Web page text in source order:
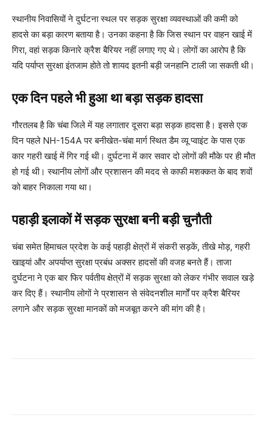
स्थानीय निवासियों ने दुर्घटना स्थल पर सड़क सुरक्षा व्यवस्थाओं की कमी को
हादसे का बड़ा कारण बताया है। उनका कहना है कि जिस स्थान पर वाहन खाई में
गिरा, वहां सड़क किनारे क्रैश बैरियर नहीं लगाए गए थे। लोगों का आरोप है कि
यदि पर्याप्त सुरक्षा इंतजाम होते तो शायद इतनी बड़ी जनहानि टाली जा सकती थी।
एक दिन पहले भी हुआ था बड़ा सड़क हादसा
गौरतलब है कि चंबा जिले में यह लगातार दूसरा बड़ा सड़क हादसा है। इससे एक
दिन पहले NH-154A पर बनीखेत-चंबा मार्ग स्थित डैम व्यू प्वाइंट के पास एक
कार गहरी खाई में गिर गई थी। दुर्घटना में कार सवार दो लोगों की मौके पर ही मौत
हो गई थी। स्थानीय लोगों और प्रशासन की मदद से काफी मशक्कत के बाद शवों
को बाहर निकाला गया था।
पहाड़ी इलाकों में सड़क सुरक्षा बनी बड़ी चुनौती
चंबा समेत हिमाचल प्रदेश के कई पहाड़ी क्षेत्रों में संकरी सड़कें, तीखे मोड़, गहरी
खाइयां और अपर्याप्त सुरक्षा प्रबंध अक्सर हादसों की वजह बनते हैं। ताजा
दुर्घटना ने एक बार फिर पर्वतीय क्षेत्रों में सड़क सुरक्षा को लेकर गंभीर सवाल खड़े
कर दिए हैं। स्थानीय लोगों ने प्रशासन से संवेदनशील मार्गों पर क्रैश बैरियर
लगाने और सड़क सुरक्षा मानकों को मजबूत करने की मांग की है।